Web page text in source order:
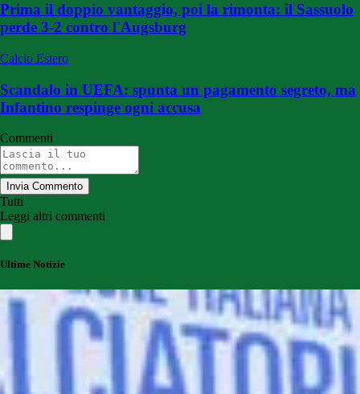
Prima il doppio vantaggio, poi la rimonta: il Sassuolo
perde 3-2 contro l'Augsburg
Calcio Estero
Scandalo in UEFA: spunta un pagamento segreto, ma
Infantino respinge ogni accusa
Commenti
Invia Commento
Tutti
Leggi altri commenti
Ultime Notizie